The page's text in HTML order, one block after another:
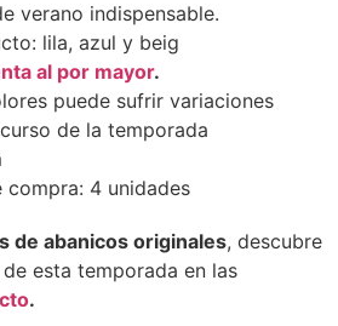
verano indispensable.
lila, azul y beig
al por mayor.
puede sufrir variaciones
de la temporada
compra: 4 unidades
de abanicos originales, descubre
esta temporada en las
.